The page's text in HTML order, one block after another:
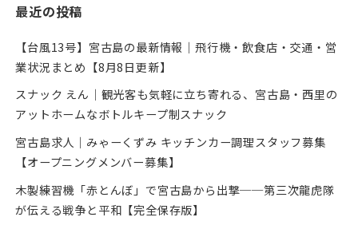
最近の投稿
【台風13号】宮古島の最新情報｜飛行機・飲食店・交通・営
業状況まとめ【8月8日更新】
スナック えん｜観光客も気軽に立ち寄れる、宮古島・西里の
アットホームなボトルキープ制スナック
宮古島求人｜みゃーくずみ キッチンカー調理スタッフ募集
【オープニングメンバー募集】
木製練習機「赤とんぼ」で宮古島から出撃──第三次龍虎隊
が伝える戦争と平和【完全保存版】